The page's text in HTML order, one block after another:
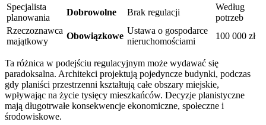
Specjalista
planowania
Dobrowolne Brak regulacji
Według
potrzeb
Rzeczoznawca
majątkowy
Obowiązkowe
Ustawa o gospodarce
nieruchomościami
100 000 zł
Ta różnica w podejściu regulacyjnym może wydawać się
paradoksalna. Architekci projektują pojedyncze budynki, podczas
gdy planiści przestrzenni kształtują całe obszary miejskie,
wpływając na życie tysięcy mieszkańców. Decyzje planistyczne
mają długotrwałe konsekwencje ekonomiczne, społeczne i
środowiskowe.